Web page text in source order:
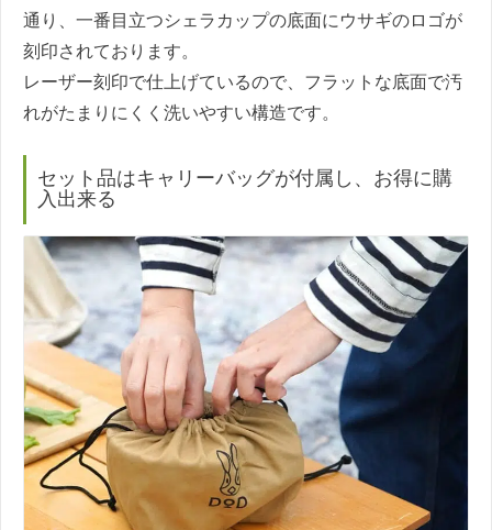
通り、一番目立つシェラカップの底面にウサギのロゴが
刻印されております。
レーザー刻印で仕上げているので、フラットな底面で汚
れがたまりにくく洗いやすい構造です。
セット品はキャリーバッグが付属し、お得に購
入出来る